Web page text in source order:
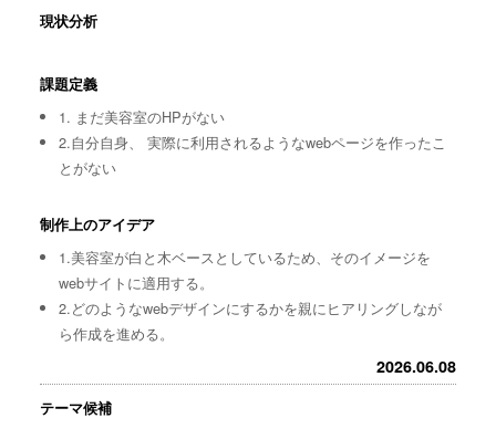
現状分析
課題定義
1. まだ美容室のHPがない
2.自分自身、 実際に利用されるようなwebページを作ったこ
とがない
制作上のアイデア
1.美容室が白と木ベースとしているため、そのイメージを
webサイトに適用する。
2.どのようなwebデザインにするかを親にヒアリングしなが
ら作成を進める。
2026.06.08
テーマ候補